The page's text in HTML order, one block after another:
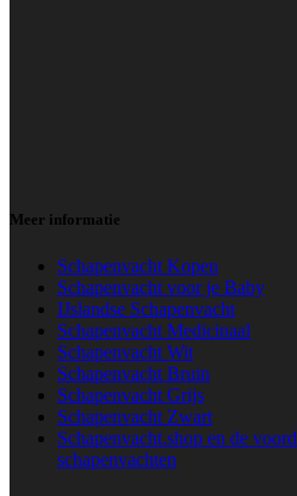
Meer informatie
Schapenvacht Kopen
Schapenvacht voor je Baby
IJslandse Schapenvacht
Schapenvacht Medicinaal
Schapenvacht Wit
Schapenvacht Bruin
Schapenvacht Grijs
Schapenvacht Zwart
Schapenvacht.shop en de
schapenvachten